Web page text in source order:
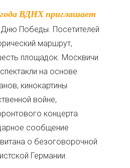
Победы. Посетителей
маршрут,
площадок. Москвичи
на основе
кинокартины
войне,
концерта
сообщение
о безоговорочной
Германии.